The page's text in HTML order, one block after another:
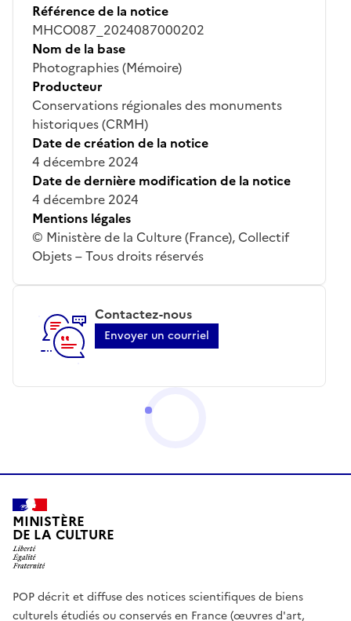
Référence de la notice
MHCO087_2024087000202
Nom de la base
Photographies (Mémoire)
Producteur
Conservations régionales des monuments
historiques (CRMH)
Date de création de la notice
4 décembre 2024
Date de dernière modification de la notice
4 décembre 2024
Mentions légales
© Ministère de la Culture (France), Collectif
Objets – Tous droits réservés
Contactez-nous
Envoyer un courriel
MINISTÈRE
DE LA CULTURE
POP décrit et diffuse des notices scientifiques de biens
culturels étudiés ou conservés en France (œuvres d'art,